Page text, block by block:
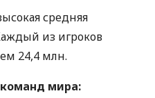
средняя
из игроков
24,4 млн.
мира: